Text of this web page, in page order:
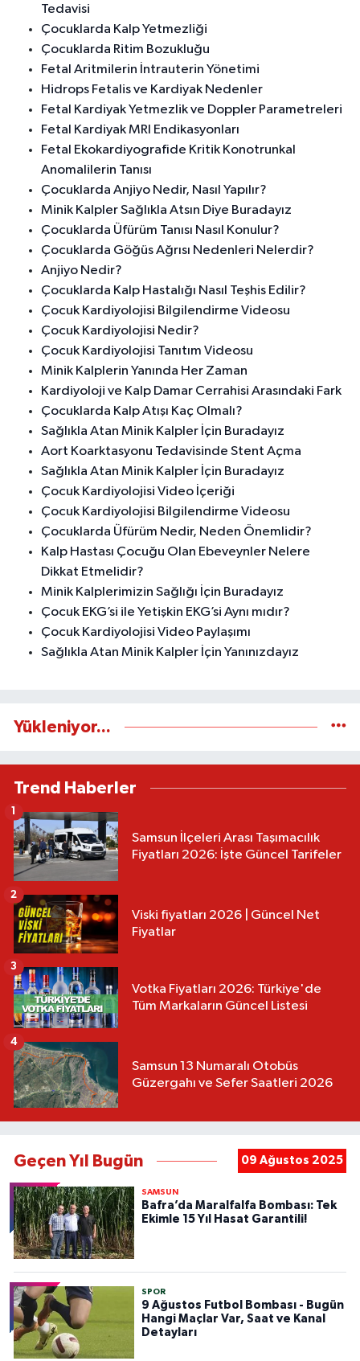
Tedavisi
Çocuklarda Kalp Yetmezliği
Çocuklarda Ritim Bozukluğu
Fetal Aritmilerin İntrauterin Yönetimi
Hidrops Fetalis ve Kardiyak Nedenler
Fetal Kardiyak Yetmezlik ve Doppler Parametreleri
Fetal Kardiyak MRI Endikasyonları
Fetal Ekokardiyografide Kritik Konotrunkal
Anomalilerin Tanısı
Çocuklarda Anjiyo Nedir, Nasıl Yapılır?
Minik Kalpler Sağlıkla Atsın Diye Buradayız
Çocuklarda Üfürüm Tanısı Nasıl Konulur?
Çocuklarda Göğüs Ağrısı Nedenleri Nelerdir?
Anjiyo Nedir?
Çocuklarda Kalp Hastalığı Nasıl Teşhis Edilir?
Çocuk Kardiyolojisi Bilgilendirme Videosu
Çocuk Kardiyolojisi Nedir?
Çocuk Kardiyolojisi Tanıtım Videosu
Minik Kalplerin Yanında Her Zaman
Kardiyoloji ve Kalp Damar Cerrahisi Arasındaki Fark
Çocuklarda Kalp Atışı Kaç Olmalı?
Sağlıkla Atan Minik Kalpler İçin Buradayız
Aort Koarktasyonu Tedavisinde Stent Açma
Sağlıkla Atan Minik Kalpler İçin Buradayız
Çocuk Kardiyolojisi Video İçeriği
Çocuk Kardiyolojisi Bilgilendirme Videosu
Çocuklarda Üfürüm Nedir, Neden Önemlidir?
Kalp Hastası Çocuğu Olan Ebeveynler Nelere
Dikkat Etmelidir?
Minik Kalplerimizin Sağlığı İçin Buradayız
Çocuk EKG’si ile Yetişkin EKG’si Aynı mıdır?
Çocuk Kardiyolojisi Video Paylaşımı
Sağlıkla Atan Minik Kalpler İçin Yanınızdayız
Yükleniyor...
Trend Haberler
Samsun İlçeleri Arası Taşımacılık
Fiyatları 2026: İşte Güncel Tarifeler
1
Viski fiyatları 2026 | Güncel Net
Fiyatlar
2
Votka Fiyatları 2026: Türkiye'de
Tüm Markaların Güncel Listesi
3
Samsun 13 Numaralı Otobüs
Güzergahı ve Sefer Saatleri 2026
4
Geçen Yıl Bugün 09 Ağustos 2025
SAMSUN
Bafra’da Maralfalfa Bombası: Tek
Ekimle 15 Yıl Hasat Garantili!
SPOR
9 Ağustos Futbol Bombası - Bugün
Hangi Maçlar Var, Saat ve Kanal
Detayları